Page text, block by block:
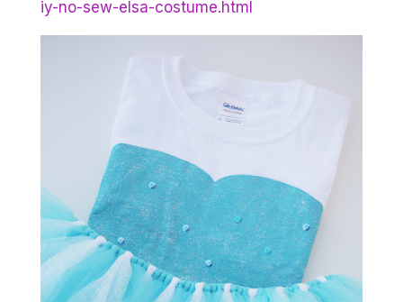
iy-no-sew-elsa-costume.html